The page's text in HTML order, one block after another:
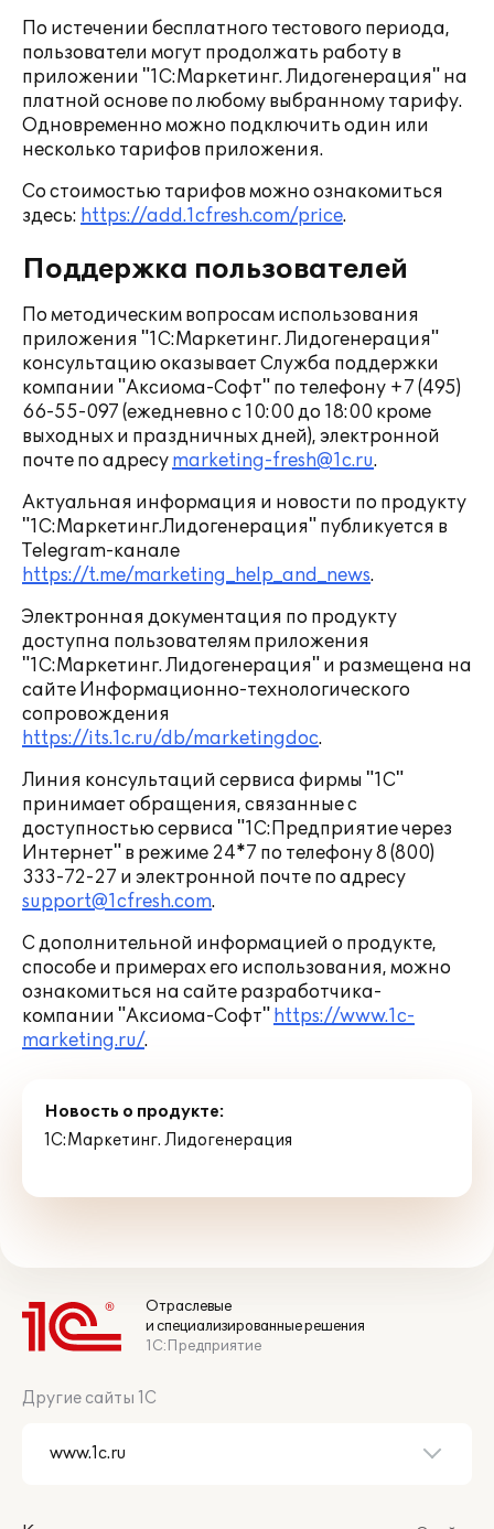
По истечении бесплатного тестового периода,
пользователи могут продолжать работу в
приложении "1С:Маркетинг. Лидогенерация" на
платной основе по любому выбранному тарифу.
Одновременно можно подключить один или
несколько тарифов приложения.
Со стоимостью тарифов можно ознакомиться
здесь: https://add.1cfresh.com/price.
Поддержка пользователей
По методическим вопросам использования
приложения "1С:Маркетинг. Лидогенерация"
консультацию оказывает Служба поддержки
компании "Аксиома-Софт" по телефону +7 (495)
66-55-097 (ежедневно с 10:00 до 18:00 кроме
выходных и праздничных дней), электронной
почте по адресу marketing-fresh@1c.ru.
Актуальная информация и новости по продукту
"1С:Маркетинг.Лидогенерация" публикуется в
Telegram-канале
https://t.me/marketing_help_and_news.
Электронная документация по продукту
доступна пользователям приложения
"1С:Маркетинг. Лидогенерация" и размещена на
сайте Информационно-технологического
сопровождения
https://its.1c.ru/db/marketingdoc.
Линия консультаций сервиса фирмы "1С"
принимает обращения, связанные с
доступностью сервиса "1С:Предприятие через
Интернет" в режиме 24*7 по телефону 8 (800)
333-72-27 и электронной почте по адресу
support@1cfresh.com.
С дополнительной информацией о продукте,
способе и примерах его использования, можно
ознакомиться на сайте разработчика-
компании "Аксиома-Софт" https://www.1c-
marketing.ru/.
Новость о продукте:
1С:Маркетинг. Лидогенерация
Отраслевые
и специализированные решения
1С:Предприятие
Другие сайты 1С